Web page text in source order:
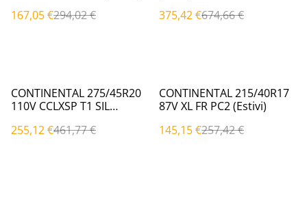
167,05 €294,02 € 375,42 €674,66 €
%
CONTINENTAL 275/45R20
110V CCLXSP T1 SIL
255,12 €461,77 €
%
CONTINENTAL 215/40R17
87V XL FR PC2 (Estivi)
145,15 €257,42 €